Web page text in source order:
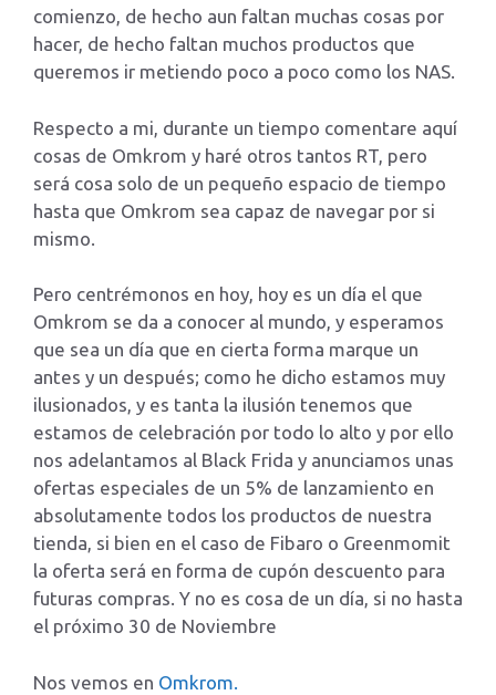
comienzo, de hecho aun faltan muchas cosas por
hacer, de hecho faltan muchos productos que
queremos ir metiendo poco a poco como los NAS.
Respecto a mi, durante un tiempo comentare aquí
cosas de Omkrom y haré otros tantos RT, pero
será cosa solo de un pequeño espacio de tiempo
hasta que Omkrom sea capaz de navegar por si
mismo.
Pero centrémonos en hoy, hoy es un día el que
Omkrom se da a conocer al mundo, y esperamos
que sea un día que en cierta forma marque un
antes y un después; como he dicho estamos muy
ilusionados, y es tanta la ilusión tenemos que
estamos de celebración por todo lo alto y por ello
nos adelantamos al Black Frida y anunciamos unas
ofertas especiales de un 5% de lanzamiento en
absolutamente todos los productos de nuestra
tienda, si bien en el caso de Fibaro o Greenmomit
la oferta será en forma de cupón descuento para
futuras compras. Y no es cosa de un día, si no hasta
el próximo 30 de Noviembre
Nos vemos en Omkrom.